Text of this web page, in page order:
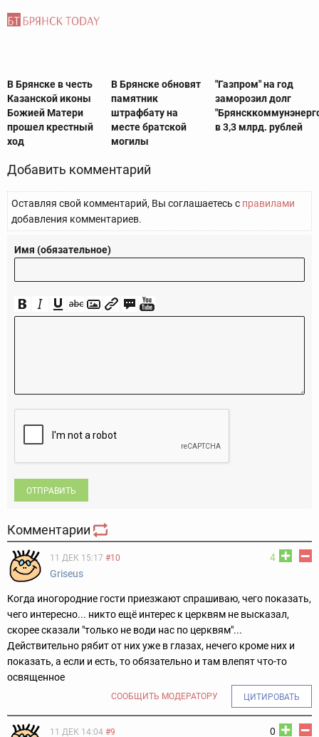
В Брянске в честь
Казанской иконы
Божией Матери
прошел крестный
ход
В Брянске обновят
памятник
штрафбату на
месте братской
могилы
"Газпром" на год
заморозил долг
в 3,3 млрд. рублей
Добавить комментарий
Оставляя свой комментарий, Вы соглашаетесь с правилами
добавления комментариев.
Имя (обязательное)
ОТПРАВИТЬ
Комментарии
4
11 ДЕК 15:17 #10
Griseus
Когда иногородние гости приезжают спрашиваю, чего показать,
чего интересно... никто ещё интерес к церквям не высказал,
скорее сказали "только не води нас по церквям"...
Действительно рябит от них уже в глазах, нечего кроме них и
показать, а если и есть, то обязательно и там влепят что-то
освященное
СООБЩИТЬ МОДЕРАТОРУ ЦИТИРОВАТЬ
0
11 ДЕК 14:04 #9